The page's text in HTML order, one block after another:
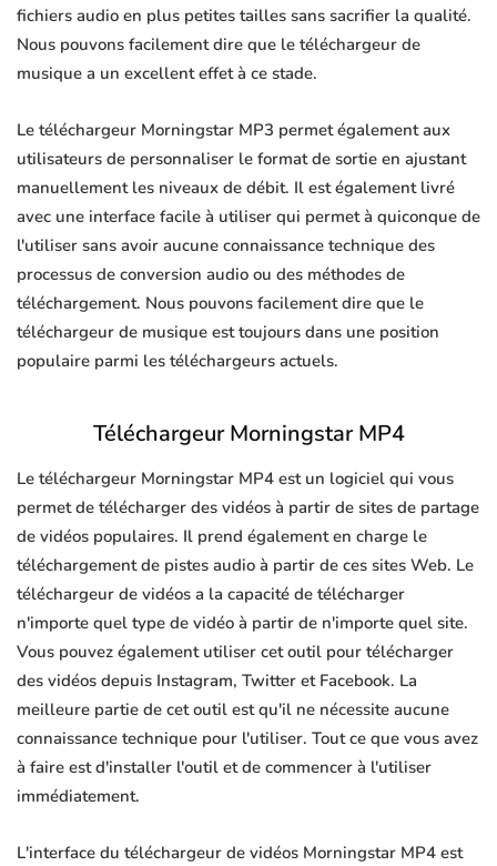
fichiers audio en plus petites tailles sans sacrifier la qualité.
Nous pouvons facilement dire que le téléchargeur de
musique a un excellent effet à ce stade.
Le téléchargeur Morningstar MP3 permet également aux
utilisateurs de personnaliser le format de sortie en ajustant
manuellement les niveaux de débit. Il est également livré
avec une interface facile à utiliser qui permet à quiconque de
l'utiliser sans avoir aucune connaissance technique des
processus de conversion audio ou des méthodes de
téléchargement. Nous pouvons facilement dire que le
téléchargeur de musique est toujours dans une position
populaire parmi les téléchargeurs actuels.
Téléchargeur Morningstar MP4
Le téléchargeur Morningstar MP4 est un logiciel qui vous
permet de télécharger des vidéos à partir de sites de partage
de vidéos populaires. Il prend également en charge le
téléchargement de pistes audio à partir de ces sites Web. Le
téléchargeur de vidéos a la capacité de télécharger
n'importe quel type de vidéo à partir de n'importe quel site.
Vous pouvez également utiliser cet outil pour télécharger
des vidéos depuis Instagram, Twitter et Facebook. La
meilleure partie de cet outil est qu'il ne nécessite aucune
connaissance technique pour l'utiliser. Tout ce que vous avez
à faire est d'installer l'outil et de commencer à l'utiliser
immédiatement.
L'interface du téléchargeur de vidéos Morningstar MP4 est